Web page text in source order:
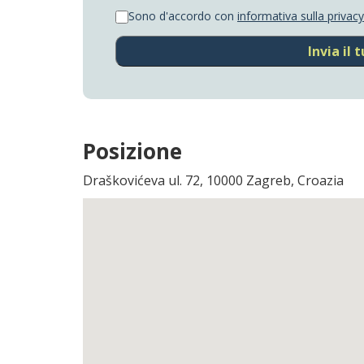
Sono d'accordo con informativa sulla privacy
Invia il
Posizione
Draškovićeva ul. 72, 10000 Zagreb, Croazia